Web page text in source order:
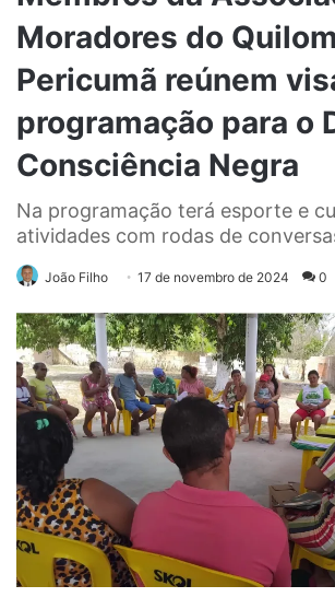
Moradores do
Pericumã reúnem
programação para o
Consciência Negra
Na programação terá esporte e
atividades com rodas de
João Filho 17 de novembro de 2024 0